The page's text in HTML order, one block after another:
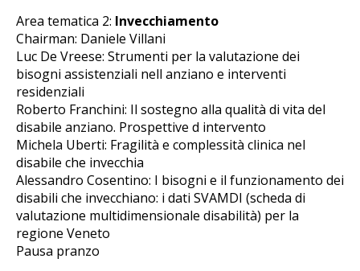
Area tematica 2: Invecchiamento
Chairman: Daniele Villani
Luc De Vreese: Strumenti per la valutazione dei
bisogni assistenziali nell anziano e interventi
residenziali
Roberto Franchini: Il sostegno alla qualità di vita del
disabile anziano. Prospettive d intervento
Michela Uberti: Fragilità e complessità clinica nel
disabile che invecchia
Alessandro Cosentino: I bisogni e il funzionamento dei
disabili che invecchiano: i dati SVAMDI (scheda di
valutazione multidimensionale disabilità) per la
regione Veneto
Pausa pranzo